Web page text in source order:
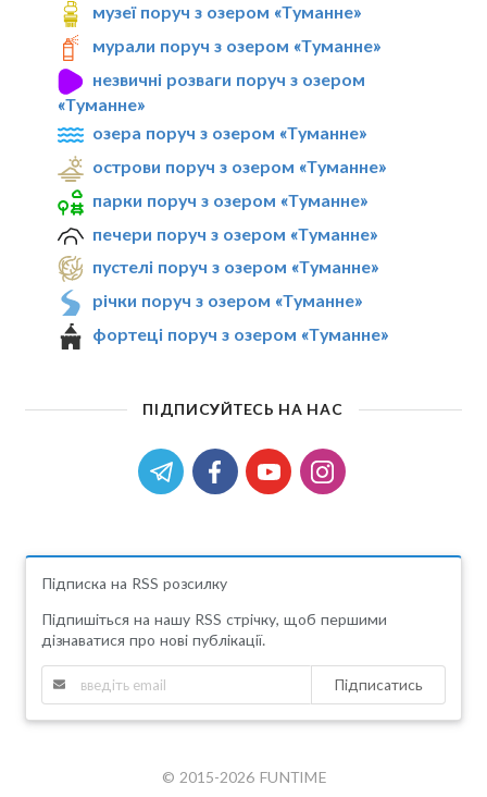
музеї поруч з озером «Туманне»
мурали поруч з озером «Туманне»
незвичні розваги поруч з озером
«Туманне»
озера поруч з озером «Туманне»
острови поруч з озером «Туманне»
парки поруч з озером «Туманне»
печери поруч з озером «Туманне»
пустелі поруч з озером «Туманне»
річки поруч з озером «Туманне»
фортеці поруч з озером «Туманне»
ПІДПИСУЙТЕСЬ НА НАС
Підписка на RSS розсилку
Підпишіться на нашу RSS стрічку, щоб першими
дізнаватися про нові публікації.
Підписатись
© 2015-2026 FUNTIME